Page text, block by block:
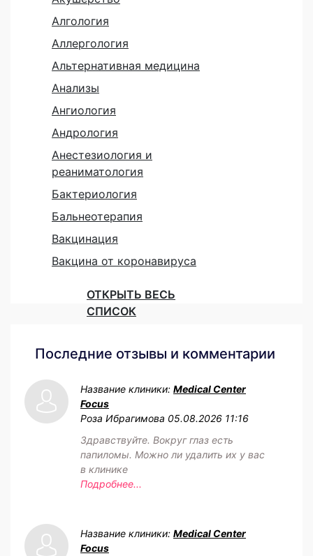
Алгология
Аллергология
Альтернативная медицина
Анализы
Ангиология
Андрология
Анестезиология и
реаниматология
Бактериология
Бальнеотерапия
Вакцинация
Вакцина от коронавируса
ОТКРЫТЬ ВЕСЬ
СПИСОК
Последние отзывы и комментарии
Название клиники: Medical Center
Focus
Роза Ибрагимова 05.08.2026 11:16
Здравствуйте. Вокруг глаз есть
папиломы. Можно ли удалить их у вас
в клинике
Подробнее...
Название клиники: Medical Center
Focus